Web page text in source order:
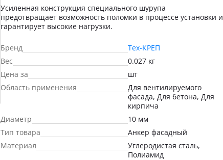
Усиленная конструкция специального шурупа
предотвращает возможность поломки в процессе установки и
гарантирует высокие нагрузки.
Бренд
Тех-КРЕП
Вес
0.027 кг
Цена за
шт
Область применения
Для вентилируемого
фасада, Для бетона, Для
кирпича
Диаметр
10 мм
Тип товара
Анкер фасадный
Материал
Углеродистая сталь,
Полиамид